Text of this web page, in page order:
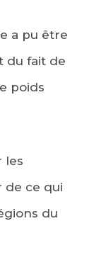
a pu être
du fait de
poids
les
de ce qui
du